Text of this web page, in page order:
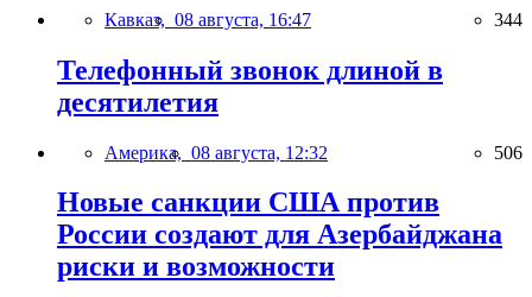
Кавказ, 08 августа, 16:47 344
Телефонный звонок длиной в
десятилетия
Америка, 08 августа, 12:32 506
Новые санкции США против
России создают для Азербайджана
риски и возможности